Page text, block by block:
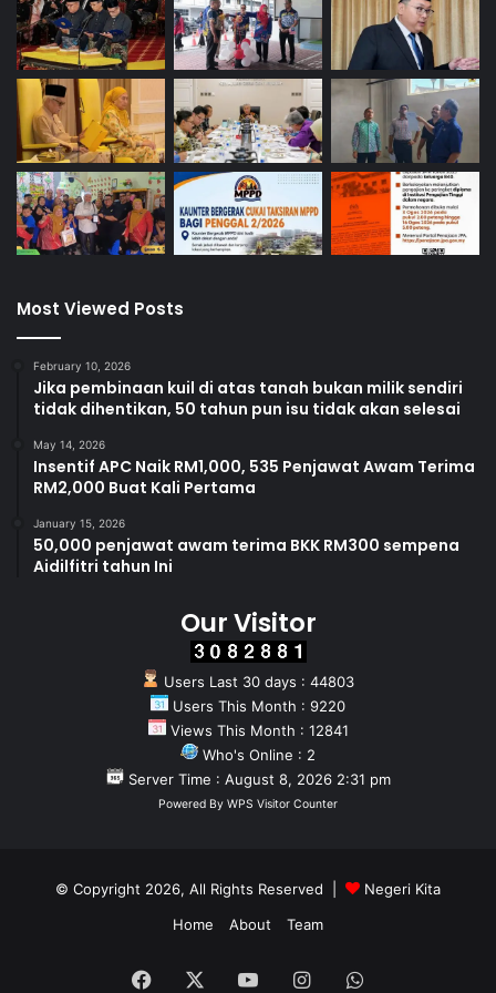
a
k
a
n
Most Viewed Posts
February 10, 2026
Jika pembinaan kuil di atas tanah bukan milik sendiri
tidak dihentikan, 50 tahun pun isu tidak akan selesai
May 14, 2026
Insentif APC Naik RM1,000, 535 Penjawat Awam Terima
RM2,000 Buat Kali Pertama
January 15, 2026
50,000 penjawat awam terima BKK RM300 sempena
Aidilfitri tahun Ini
Our Visitor
Users Last 30 days : 44803
Users This Month : 9220
Views This Month : 12841
Who's Online : 2
Server Time : August 8, 2026 2:31 pm
Powered By WPS Visitor Counter
© Copyright 2026, All Rights Reserved |
Negeri Kita
Home
About Team
Facebook YouTubeInstagramWhatsApp